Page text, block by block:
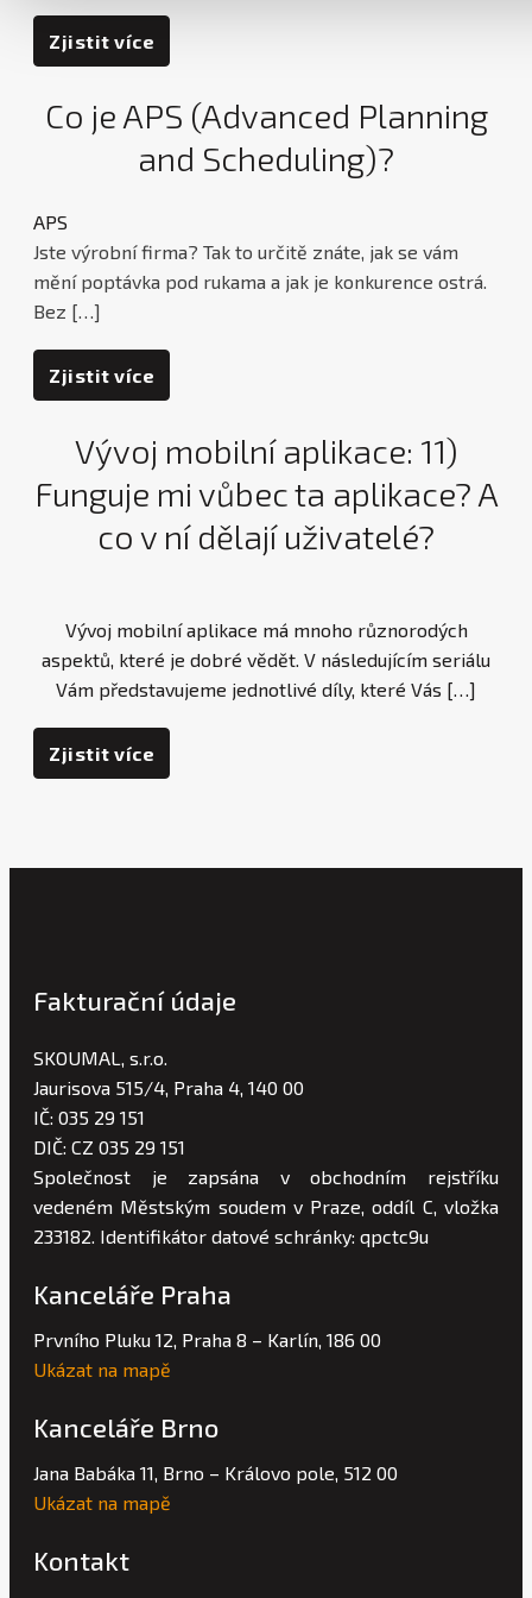
Zjistit více
Co je APS (Advanced Planning
and Scheduling)?
APS
Jste výrobní firma? Tak to určitě znáte, jak se vám
mění poptávka pod rukama a jak je konkurence ostrá.
Bez […]
Zjistit více
Vývoj mobilní aplikace: 11)
Funguje mi vůbec ta aplikace? A
co v ní dělají uživatelé?
Vývoj mobilní aplikace má mnoho různorodých
aspektů, které je dobré vědět. V následujícím seriálu
Vám představujeme jednotlivé díly, které Vás […]
Zjistit více
Fakturační údaje
SKOUMAL, s.r.o.
Jaurisova 515/4, Praha 4, 140 00
IČ: 035 29 151
DIČ: CZ 035 29 151
Společnost je zapsána v obchodním rejstříku
vedeném Městským soudem v Praze, oddíl C, vložka
233182. Identifikátor datové schránky: qpctc9u
Kanceláře Praha
Prvního Pluku 12, Praha 8 – Karlín, 186 00
Ukázat na mapě
Kanceláře Brno
Jana Babáka 11, Brno – Královo pole, 512 00
Ukázat na mapě
Kontakt